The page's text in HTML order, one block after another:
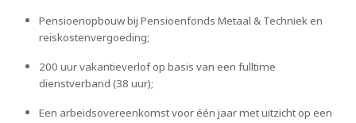
Pensioenopbouw bij Pensioenfonds Metaal & Techniek en
reiskostenvergoeding;
200 uur vakantieverlof op basis van een fulltime
dienstverband (38 uur);
Een arbeidsovereenkomst voor één jaar met uitzicht op een